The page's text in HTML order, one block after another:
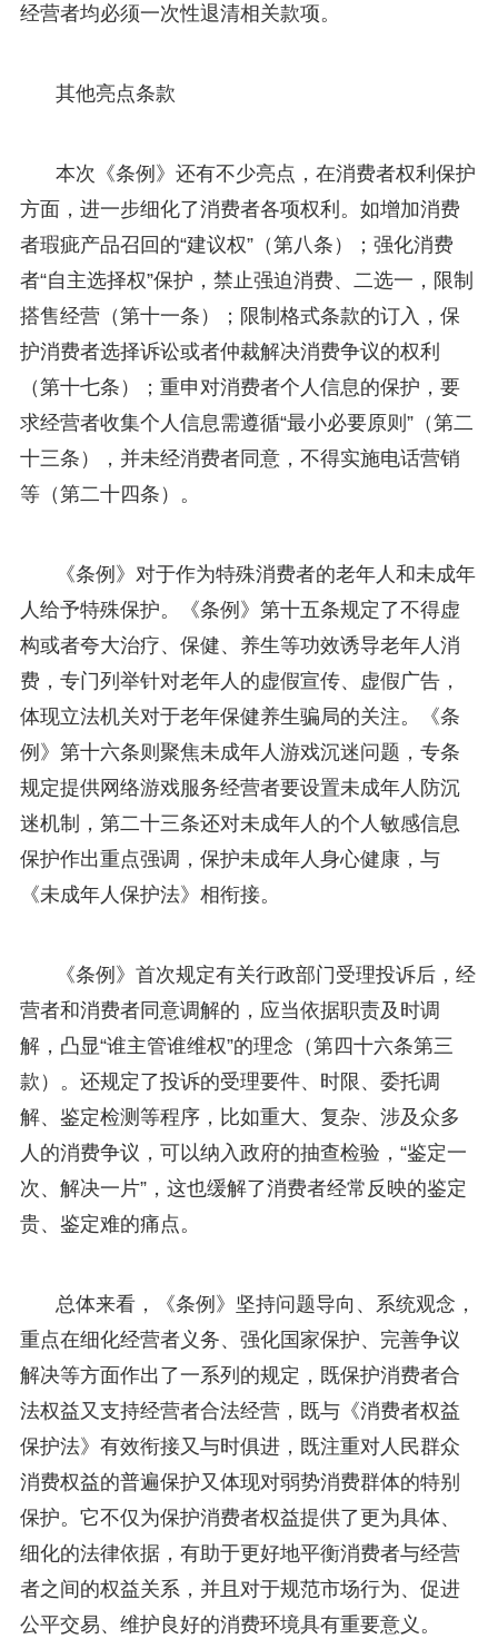
经营者均必须一次性退清相关款项。
其他亮点条款
本次《条例》还有不少亮点，在消费者权利保护
方面，进一步细化了消费者各项权利。如增加消费
者瑕疵产品召回的“建议权”（第八条）；强化消费
者“自主选择权”保护，禁止强迫消费、二选一，限制
搭售经营（第十一条）；限制格式条款的订入，保
护消费者选择诉讼或者仲裁解决消费争议的权利
（第十七条）；重申对消费者个人信息的保护，要
求经营者收集个人信息需遵循“最小必要原则”（第二
十三条），并未经消费者同意，不得实施电话营销
等（第二十四条）。
《条例》对于作为特殊消费者的老年人和未成年
人给予特殊保护。《条例》第十五条规定了不得虚
构或者夸大治疗、保健、养生等功效诱导老年人消
费，专门列举针对老年人的虚假宣传、虚假广告，
体现立法机关对于老年保健养生骗局的关注。《条
例》第十六条则聚焦未成年人游戏沉迷问题，专条
规定提供网络游戏服务经营者要设置未成年人防沉
迷机制，第二十三条还对未成年人的个人敏感信息
保护作出重点强调，保护未成年人身心健康，与
《未成年人保护法》相衔接。
《条例》首次规定有关行政部门受理投诉后，经
营者和消费者同意调解的，应当依据职责及时调
解，凸显“谁主管谁维权”的理念（第四十六条第三
款）。还规定了投诉的受理要件、时限、委托调
解、鉴定检测等程序，比如重大、复杂、涉及众多
人的消费争议，可以纳入政府的抽查检验，“鉴定一
次、解决一片”，这也缓解了消费者经常反映的鉴定
贵、鉴定难的痛点。
总体来看，《条例》坚持问题导向、系统观念，
重点在细化经营者义务、强化国家保护、完善争议
解决等方面作出了一系列的规定，既保护消费者合
法权益又支持经营者合法经营，既与《消费者权益
保护法》有效衔接又与时俱进，既注重对人民群众
消费权益的普遍保护又体现对弱势消费群体的特别
保护。它不仅为保护消费者权益提供了更为具体、
细化的法律依据，有助于更好地平衡消费者与经营
者之间的权益关系，并且对于规范市场行为、促进
公平交易、维护良好的消费环境具有重要意义。